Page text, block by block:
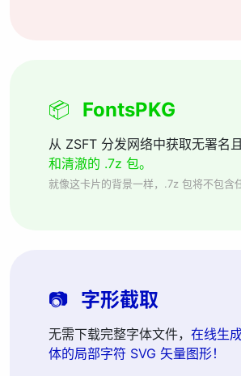
📦 FontsPKG
从 ZSFT 分发网络中获取无署名
和清澈的 .7z 包。
就像这卡片的背景一样，.7z 包将不包含
📷 字形截取
无需下载完整字体文件， 在线生
体的局部字符 SVG 矢量图形！